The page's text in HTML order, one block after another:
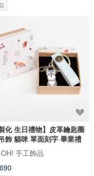
化 生日禮物】皮革鑰匙圈
飾 貓咪 單面刻字 畢業禮
手工飾品